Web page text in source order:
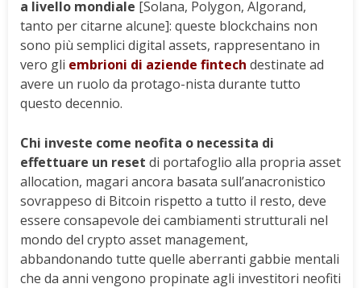
a livello mondiale [Solana, Polygon, Algorand,
tanto per citarne alcune]: queste blockchains non
sono più semplici digital assets, rappresentano in
vero gli embrioni di aziende fintech destinate ad
avere un ruolo da protago-nista durante tutto
questo decennio.
Chi investe come neofita o necessita di
effettuare un reset di portafoglio alla propria asset
allocation, magari ancora basata sull’anacronistico
sovrappeso di Bitcoin rispetto a tutto il resto, deve
essere consapevole dei cambiamenti strutturali nel
mondo del crypto asset management,
abbandonando tutte quelle aberranti gabbie mentali
che da anni vengono propinate agli investitori neofiti